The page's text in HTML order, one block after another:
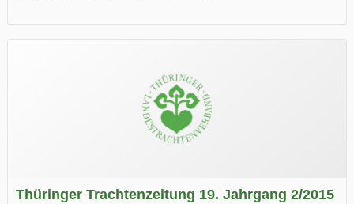
Wir wünschen Euch viel Spaß beim Lesen.
Thüringer Trachtenzeitung 19. Jahrgang 2/2015